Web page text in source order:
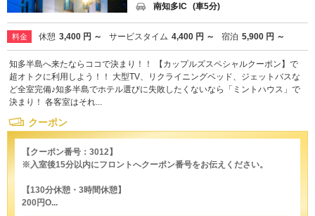
南知多IC (車5分)
料金 休憩 3,400 円 ～ サービスタイム 4,400 円 ～ 宿泊 5,900 円 ～
知多半島へ来たならココで決まり！！ 【カップルズスペシャルクーポン】で
超オトクに利用しよう！！ 大型TV、リクライニングベッド、ジェットバスな
ど全室完備♪知多半島でホテル選びに失敗したくないなら「ミントハウス」で
決まり！ 各客室はそれ...
クーポン
【クーポン番号：3012】
※入室後15分以内にフロントへクーポン番号をお伝えください。
【130分休憩・3時間休憩】
200円O...